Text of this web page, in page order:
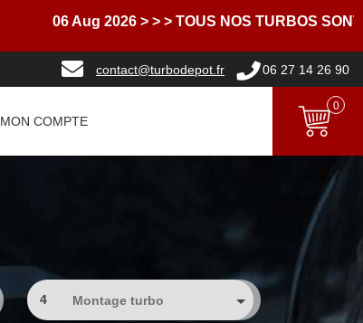
06 Aug 2026 > > > TOUS NOS TURBOS SONT
contact@turbodepot.fr 06 27 14 26 90
MON COMPTE
0
4